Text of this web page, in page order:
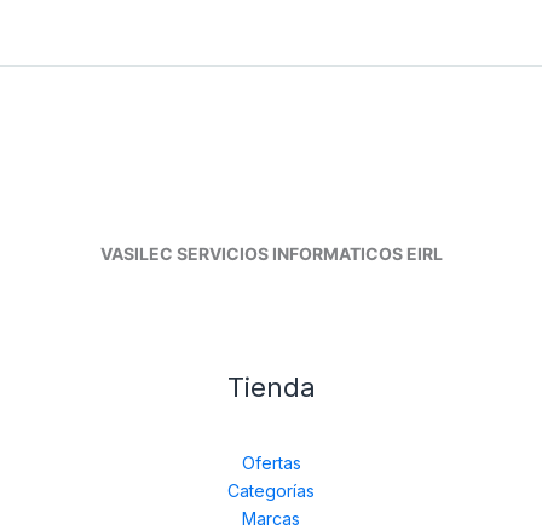
VASILEC SERVICIOS INFORMATICOS EIRL
Tienda
Ofertas
Categorías
Marcas